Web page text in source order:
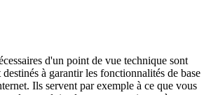
d'un point de vue technique sont
à garantir les fonctionnalités de base
Ils servent par exemple à ce que vous